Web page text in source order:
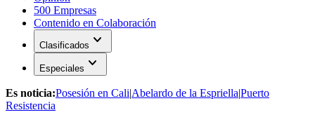
500 Empresas
Contenido en Colaboración
Clasificados expand_more
Especiales expand_more
Es noticia:Posesión en Cali|Abelardo de la Espriella|Puerto
Resistencia